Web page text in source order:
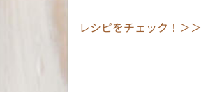
レシピをチェック！＞＞